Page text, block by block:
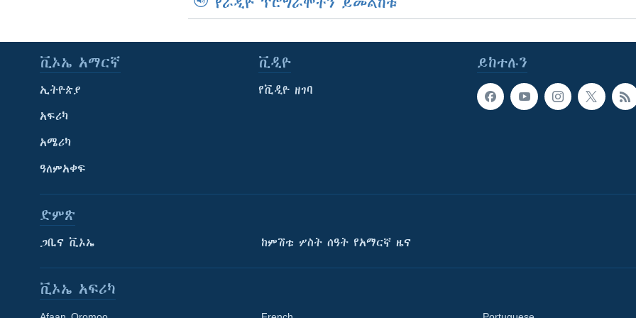
ይከተሉን
ቪኦኤ አማርኛ
ኢትዮጵያ
አፍሪካ
አሜሪካ
ዓለምአቀፍ
ቪዲዮ
የቪዲዮ ዘገባ
ድምጽ
ጋቢና ቪኦኤ ከምሽቱ ሦስት ሰዓት የአማርኛ ዜና
ቪኦኤ አፍሪካ